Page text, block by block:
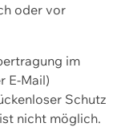
oder vor
im
E-Mail)
Schutz
nicht möglich.